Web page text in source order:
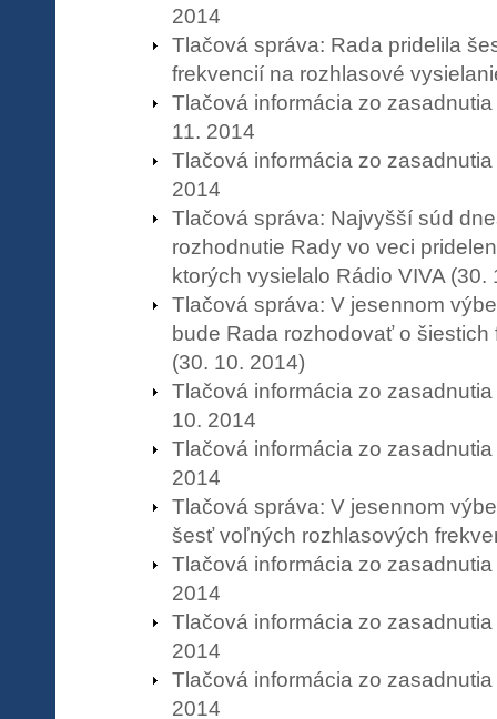
2014
Tlačová správa: Rada pridelila
frekvencií na rozhlasové
Tlačová informácia zo
11. 2014
Tlačová informácia zo
2014
Tlačová správa: Najvyšší súd
rozhodnutie Rady vo veci
ktorých vysielalo Rádio VIVA (30.
Tlačová správa: V jesennom
bude Rada rozhodovať o šiestich
(30. 10. 2014)
Tlačová informácia zo
10. 2014
Tlačová informácia zo
2014
Tlačová správa: V jesennom
šesť voľných rozhlasových
Tlačová informácia zo
2014
Tlačová informácia zo
2014
Tlačová informácia zo
2014